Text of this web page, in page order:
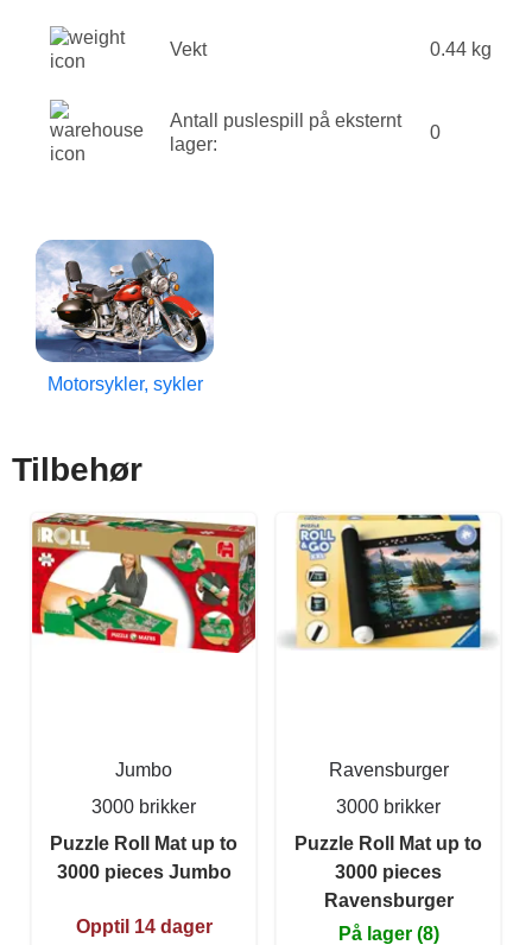
Vekt 0.44 kg
Antall puslespill på eksternt
lager:
0
Motorsykler, sykler
Tilbehør
Jumbo
3000 brikker
Puzzle Roll Mat up to
3000 pieces Jumbo
Opptil 14 dager
Ravensburger
3000 brikker
Puzzle Roll Mat up to
3000 pieces
Ravensburger
På lager (8)